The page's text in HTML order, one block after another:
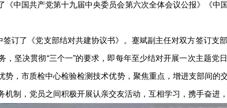
《中国共产党第十九届中央委员会第六次全体会议公报》《中
签订了《党支部结对共建协议书》。蹇斌副主任对双方签订支
坚决贯彻“三个一”的要求，即每年至少结对开展一次主题党
，市质检中心检验检测技术优势，聚焦重点，增进支部间的
制，党员之间积极开展认亲交友活动，互相学习，携手奋进